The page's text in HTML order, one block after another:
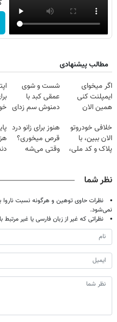
مطالب پیشنهادی
اگر میخوای
ایمپلنت کنی
همین الان
۲۵ میلیون
تومان!!!
شست و شوی
عمقی کبد با
دمنوش سم زدای
خلافی خودروتو
الان ببین، با
پلاک و کد ملی،
هنوز برای زانو درد
قرص میخوری؟
وقتی می‌شه
نظر شما
نظرات حاوی توهین و هرگونه نسبت
نمی‌شود.
نظراتی که غیر از زبان فارسی یا غیر